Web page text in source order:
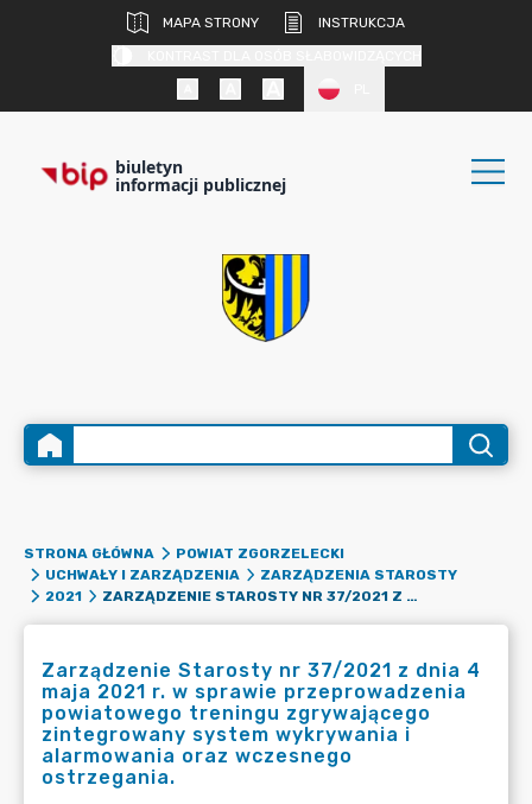
MAPA STRONY
INSTRUKCJA
biuletyn
informacji publicznej
STRONA GŁÓWNA
POWIAT ZGORZELECKI
UCHWAŁY I ZARZĄDZENIA
ZARZĄDZENIA STAROSTY
2021
ZARZĄDZENIE STAROSTY NR 37/2021 Z DNIA 4 MAJA 2021 R. W SPRAWIE PRZEPROWADZENIA POWIATOWEGO TRENINGU ZGRYWAJĄCEGO ZINTEGROWANY SYSTEM WYKRYWANIA I ALARMOWANIA ORAZ WCZESNEGO OSTRZEGANIA.
Zarządzenie Starosty nr 37/2021 z dnia 4
maja 2021 r. w sprawie przeprowadzenia
powiatowego treningu zgrywającego
zintegrowany system wykrywania i
alarmowania oraz wczesnego
ostrzegania.